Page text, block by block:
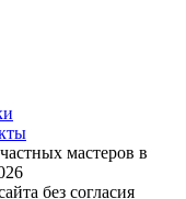
мастеров в
без согласия